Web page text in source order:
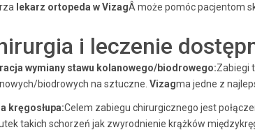
lekarz ortopeda w VizagÂ może pomóc pacjentom
i leczenie
wymiany stawu kolanowego/biodrowego:Zabiegi
biodrowych na sztuczne. Vizagma jedne z
kręgosłupa:Celem zabiegu chirurgicznego jest
takich schorzeń jak zwyrodnienie krążków